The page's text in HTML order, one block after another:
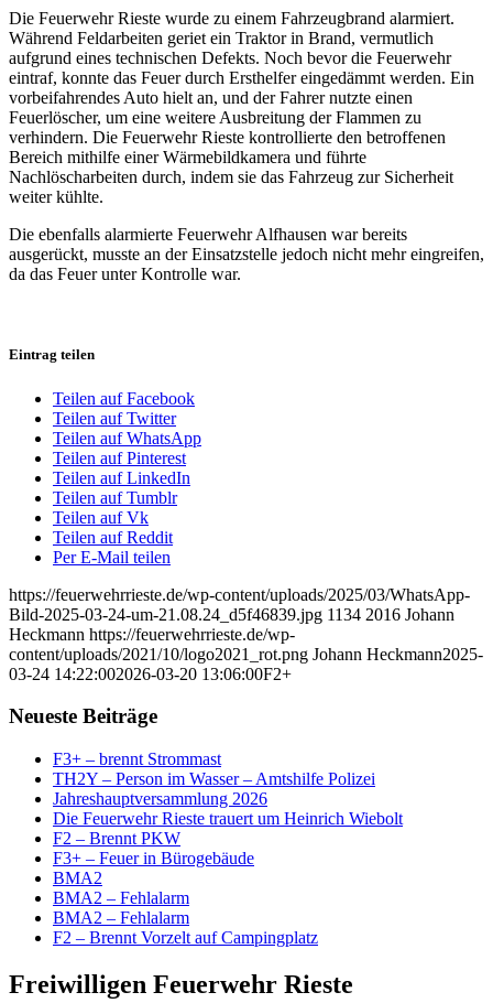
Die Feuerwehr Rieste wurde zu einem Fahrzeugbrand alarmiert.
Während Feldarbeiten geriet ein Traktor in Brand, vermutlich
aufgrund eines technischen Defekts. Noch bevor die Feuerwehr
eintraf, konnte das Feuer durch Ersthelfer eingedämmt werden. Ein
vorbeifahrendes Auto hielt an, und der Fahrer nutzte einen
Feuerlöscher, um eine weitere Ausbreitung der Flammen zu
verhindern. Die Feuerwehr Rieste kontrollierte den betroffenen
Bereich mithilfe einer Wärmebildkamera und führte
Nachlöscharbeiten durch, indem sie das Fahrzeug zur Sicherheit
weiter kühlte.
Die ebenfalls alarmierte Feuerwehr Alfhausen war bereits
ausgerückt, musste an der Einsatzstelle jedoch nicht mehr eingreifen,
da das Feuer unter Kontrolle war.
Eintrag teilen
Teilen auf Facebook
Teilen auf Twitter
Teilen auf WhatsApp
Teilen auf Pinterest
Teilen auf LinkedIn
Teilen auf Tumblr
Teilen auf Vk
Teilen auf Reddit
Per E-Mail teilen
https://feuerwehrrieste.de/wp-content/uploads/2025/03/WhatsApp-
Bild-2025-03-24-um-21.08.24_d5f46839.jpg 1134 2016 Johann
Heckmann https://feuerwehrrieste.de/wp-
content/uploads/2021/10/logo2021_rot.png Johann Heckmann2025-
03-24 14:22:002026-03-20 13:06:00F2+
Neueste Beiträge
F3+ – brennt Strommast
TH2Y – Person im Wasser – Amtshilfe Polizei
Jahreshauptversammlung 2026
Die Feuerwehr Rieste trauert um Heinrich Wiebolt
F2 – Brennt PKW
F3+ – Feuer in Bürogebäude
BMA2
BMA2 – Fehlalarm
BMA2 – Fehlalarm
F2 – Brennt Vorzelt auf Campingplatz
Freiwilligen Feuerwehr Rieste